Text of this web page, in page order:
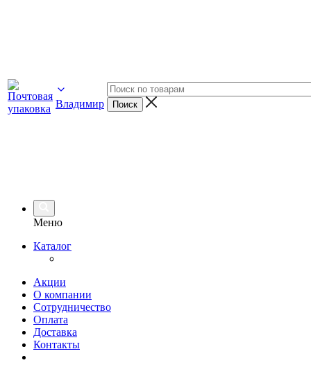
Владимир
Меню
Каталог
Акции
О компании
Сотрудничество
Оплата
Доставка
Контакты